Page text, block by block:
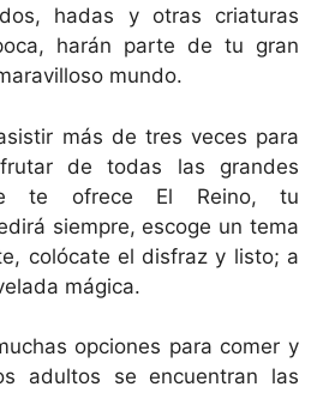
hadas y otras criaturas
harán parte de tu gran
mundo.
más de tres veces para
de todas las grandes
te ofrece El Reino, tu
siempre, escoge un tema
colócate el disfraz y listo; a
mágica.
opciones para comer y
adultos se encuentran las